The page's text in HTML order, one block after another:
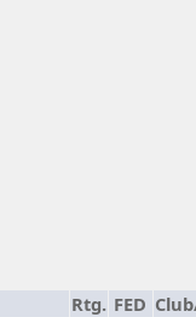
Rtg. FED